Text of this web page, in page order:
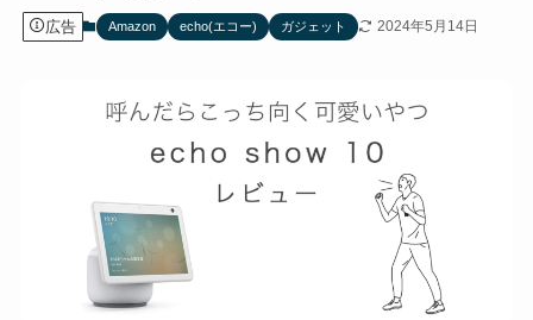
広告 Amazon echo(エコー) ガジェット 2024年5月14日